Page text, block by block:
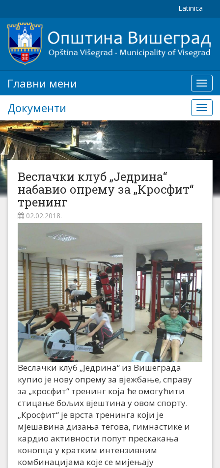
Latinica
мени
Главни мени
Документи
Веслачки клуб „Једрина“
набавио опрему за „Кросфит“
тренинг
02.02.2018.
Веслачки клуб „Једрина“ из Вишеграда
купио је нову опрему за вјежбање, справу
за „кросфит“ тренинг која ће омогућити
стицање бољих вјештина у овом спорту.
„Кросфит“ је врста тренинга који је
мјешавина дизања тегова, гимнастике и
кардио активности попут прескакања
конопца у кратким интензивним
комбинацијама које се мијењају